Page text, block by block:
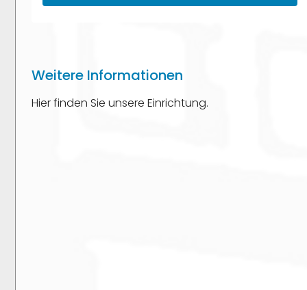
Weitere Informationen
Hier finden Sie unsere Einrichtung.